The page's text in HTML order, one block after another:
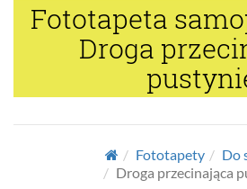
Fototapeta
Droga
Fototapety
Do
Droga przecinająca